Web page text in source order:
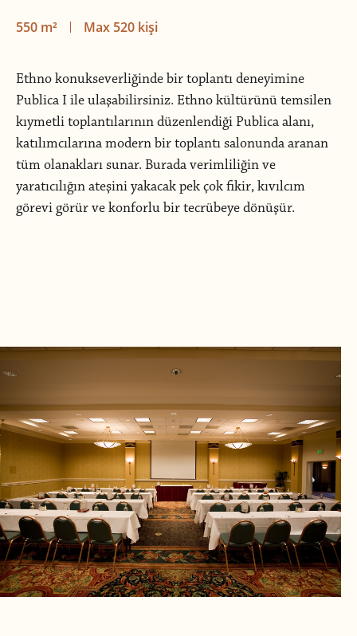
550 m² Max 520 kişi
Ethno konukseverliğinde bir toplantı deneyimine
Publica I ile ulaşabilirsiniz. Ethno kültürünü temsilen
kıymetli toplantılarının düzenlendiği Publica alanı,
katılımcılarına modern bir toplantı salonunda aranan
tüm olanakları sunar. Burada verimliliğin ve
yaratıcılığın ateşini yakacak pek çok fikir, kıvılcım
görevi görür ve konforlu bir tecrübeye dönüşür.